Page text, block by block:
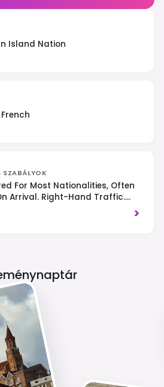
Island Nation
SZABÁLYOK
For Most Nationalities, Often
Arrival. Right-Hand Traffic.
Customs And Environmental>